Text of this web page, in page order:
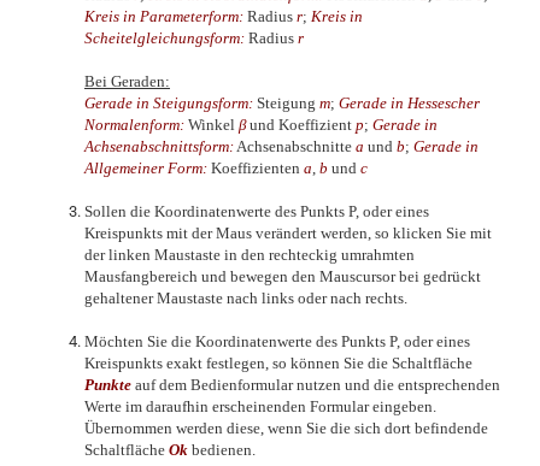
Kreis in Parameterform: Radius r; Kreis in
Scheitelgleichungsform: Radius r
Bei Geraden:
Gerade in Steigungsform: Steigung m; Gerade in Hessescher
Normalenform: Winkel βund Koeffizient p; Gerade in
Achsenabschnittsform: Achsenabschnitte a und b; Gerade in
Allgemeiner Form: Koeffizienten a b und c
Sollen die Koordinatenwerte des Punkts P, oder eines
Kreispunkts mit der Maus verändert werden, so klicken Sie mit
der linken Maustaste in den rechteckig umrahmten
Mausfangbereich und bewegen den Mauscursor bei gedrückt
gehaltener Maustaste nach links oder nach rechts.
Möchten Sie die Koordinatenwerte des Punkts P, oder eines
Kreispunkts exakt festlegen, so können Sie die Schaltfläche
Punkte auf dem Bedienformular nutzen und die entsprechenden
Werte im daraufhin erscheinenden Formular eingeben.
Übernommen werden diese, wenn Sie die sich dort befindende
Schaltfläche Ok bedienen.